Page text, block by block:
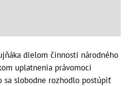
dielom činnosti národného
uplatnenia právomoci
sa slobodne rozhodlo postúpiť